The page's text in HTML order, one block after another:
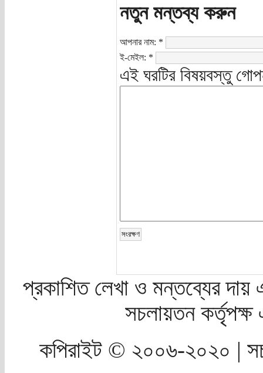
নতুন মন্তব্য করুন
আপনার নাম: *
ই-মেইল: *
এই ঘরটির বিষয়বস্তু
প্রকাশিত লেখা ও মন্তব্যের দায়
সচলায়তন
কপিরাইট © ২০০৬-২০২০ |